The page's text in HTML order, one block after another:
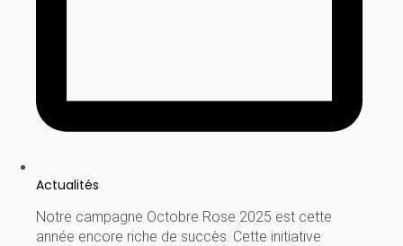
Actualités
Notre campagne Octobre Rose 2025 est cette
année encore riche de succès. Cette initiative